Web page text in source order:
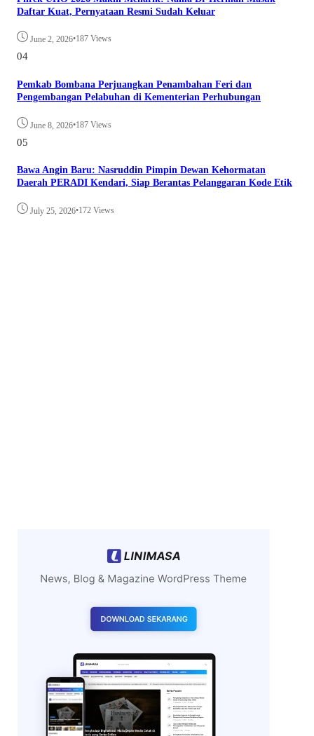
Daftar Kuat, Pernyataan Resmi Sudah Keluar
June 2, 2026•187 Views
04
Pemkab Bombana Perjuangkan Penambahan Feri dan
Pengembangan Pelabuhan di Kementerian Perhubungan
June 8, 2026•187 Views
05
Bawa Angin Baru: Nasruddin Pimpin Dewan Kehormatan
Daerah PERADI Kendari, Siap Berantas Pelanggaran Kode Etik
July 25, 2026•172 Views